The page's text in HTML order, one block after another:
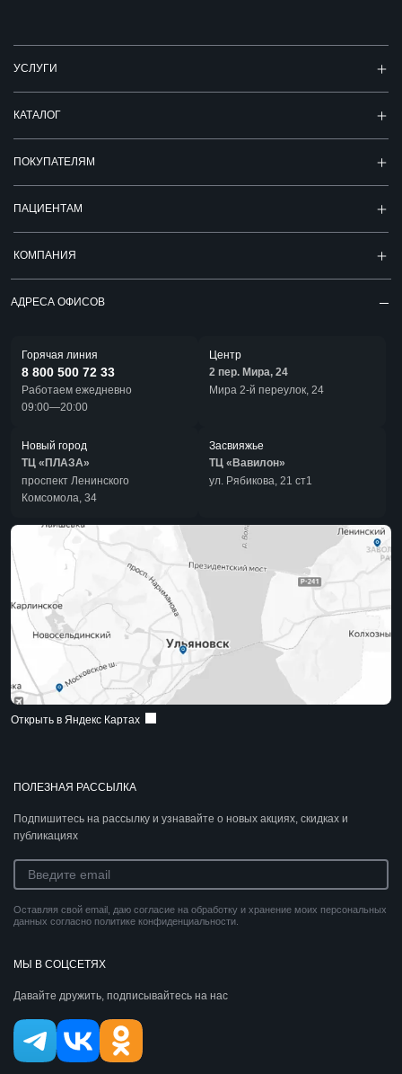
ПОЛЕЗНАЯ РАССЫЛКА
Подпишитесь на рассылку и узнавайте о новых акциях, скидках и
публикациях
Оставляя свой email, даю согласие на обработку и хранение моих персональных
данных согласно политике конфиденциальности.
МЫ В СОЦСЕТЯХ
Давайте дружить, подписывайтесь на нас
УСЛУГИ
КАТАЛОГ
ПОКУПАТЕЛЯМ
ПАЦИЕНТАМ
КОМПАНИЯ
АДРЕСА ОФИСОВ
Горячая линия
8 800 500 72 33
Работаем ежедневно
09:00—20:00
Центр
2 пер. Мира, 24
Мира 2-й переулок, 24
Новый город
ТЦ «ПЛАЗА»
проспект Ленинского
Комсомола, 34
Засвияжье
ТЦ «Вавилон»
ул. Рябикова, 21 ст1
Открыть в Яндекс Картах